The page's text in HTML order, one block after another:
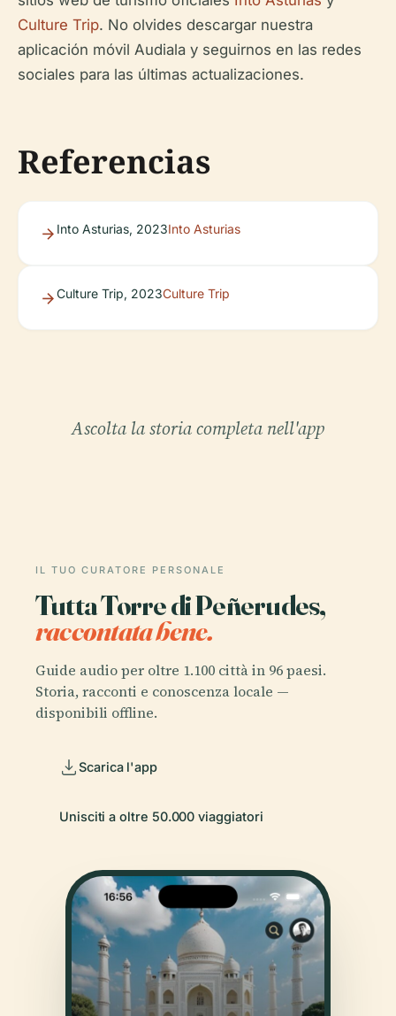
Culture Trip. No olvides descargar nuestra
aplicación móvil Audiala y seguirnos en las redes
sociales para las últimas actualizaciones.
Referencias
Into Asturias, 2023Into Asturias
Culture Trip, 2023Culture Trip
Ascolta la storia completa nell'app
IL TUO CURATORE PERSONALE
Tutta Torre di Peñerudes,
raccontata bene.
Guide audio per oltre 1.100 città in 96 paesi.
Storia, racconti e conoscenza locale —
disponibili offline.
Scarica l'app
Unisciti a oltre 50.000 viaggiatori